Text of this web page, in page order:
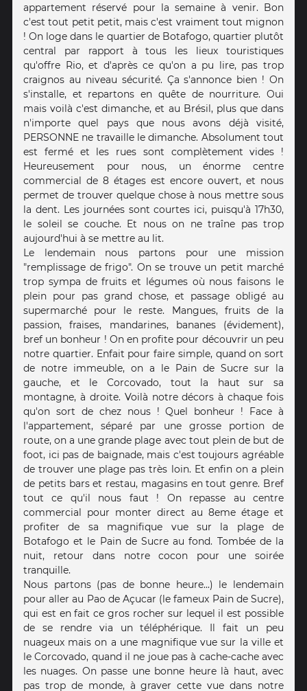
appartement réservé pour la semaine à venir. Bon
c'est tout petit petit, mais c'est vraiment tout mignon
! On loge dans le quartier de Botafogo, quartier plutôt
central par rapport à tous les lieux touristiques
qu'offre Rio, et d'après ce qu'on a pu lire, pas trop
craignos au niveau sécurité. Ça s'annonce bien ! On
s'installe, et repartons en quête de nourriture. Oui
mais voilà c'est dimanche, et au Brésil, plus que dans
n'importe quel pays que nous avons déjà visité,
PERSONNE ne travaille le dimanche. Absolument tout
est fermé et les rues sont complètement vides !
Heureusement pour nous, un énorme centre
commercial de 8 étages est encore ouvert, et nous
permet de trouver quelque chose à nous mettre sous
la dent. Les journées sont courtes ici, puisqu'à 17h30,
le soleil se couche. Et nous on ne traîne pas trop
aujourd'hui à se mettre au lit.
Le lendemain nous partons pour une mission
"remplissage de frigo". On se trouve un petit marché
trop sympa de fruits et légumes où nous faisons le
plein pour pas grand chose, et passage obligé au
supermarché pour le reste. Mangues, fruits de la
passion, fraises, mandarines, bananes (évidement),
bref un bonheur ! On en profite pour découvrir un peu
notre quartier. Enfait pour faire simple, quand on sort
de notre immeuble, on a le Pain de Sucre sur la
gauche, et le Corcovado, tout la haut sur sa
montagne, à droite. Voilà notre décors à chaque fois
qu'on sort de chez nous ! Quel bonheur ! Face à
l'appartement, séparé par une grosse portion de
route, on a une grande plage avec tout plein de but de
foot, ici pas de baignade, mais c'est toujours agréable
de trouver une plage pas très loin. Et enfin on a plein
de petits bars et restau, magasins en tout genre. Bref
tout ce qu'il nous faut ! On repasse au centre
commercial pour monter direct au 8eme étage et
profiter de sa magnifique vue sur la plage de
Botafogo et le Pain de Sucre au fond. Tombée de la
nuit, retour dans notre cocon pour une soirée
tranquille.
Nous partons (pas de bonne heure...) le lendemain
pour aller au Pao de Açucar (le fameux Pain de Sucre),
qui est en fait ce gros rocher sur lequel il est possible
de se rendre via un téléphérique. Il fait un peu
nuageux mais on a une magnifique vue sur la ville et
le Corcovado, quand il ne joue pas à cache-cache avec
les nuages. On passe une bonne heure là haut, avec
pas trop de monde, à graver cette vue dans notre